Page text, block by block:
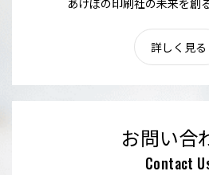
あけぼの印刷社の未来を創
詳しく見る
お問い合
Contact